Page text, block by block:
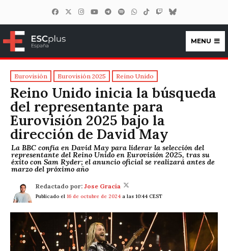
ESCplus España
MENU
Eurovisión Eurovisión 2025 Reino Unido
Reino Unido inicia la búsqueda
del representante para
Eurovisión 2025 bajo la
dirección de David May
La BBC confía en David May para liderar la selección del
representante del Reino Unido en Eurovisión 2025, tras su
éxito con Sam Ryder; el anuncio oficial se realizará antes de
marzo del próximo año
Redactado por: Jose Gracia
Publicado el 16 de octubre de 2024 a las 10:44 CEST